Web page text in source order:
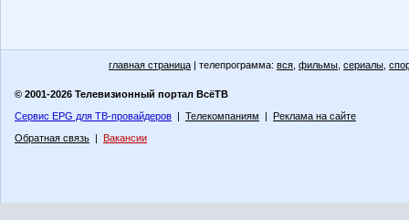
главная страница | телепрограмма: вся фильмы сериалы
© 2001-2026 Телевизионный портал ВсёТВ
Сервис EPG для ТВ-провайдеров | Телекомпаниям | Реклама на сайте
Обратная связь | Вакансии